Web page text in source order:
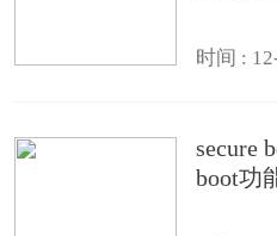
时间 :
secure
boot功